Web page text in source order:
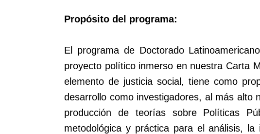
Propósito del programa:
El programa de Doctorado
proyecto político inmerso en nuestra Carta
elemento de justicia social, tiene como
desarrollo como investigadores, al más alto
producción de teorías sobre Políticas
metodológica y práctica para el análisis,